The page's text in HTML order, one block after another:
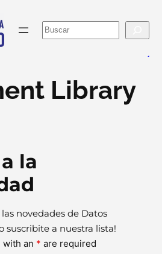
Buscar
Library
la
novedades de Datos
suscribite a nuestra lista!
with an * are required